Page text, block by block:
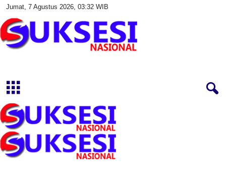
Jumat, 7 Agustus 2026, 03:32 WIB
s
i
a
s